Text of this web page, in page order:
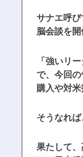
サナエ呼
脳会談を開
「強いリ
で、今回
購入や対
そうなれ
果たして